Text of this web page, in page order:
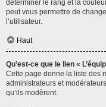
déterminer le rang et la
peut vous permettre de
l’utilisateur.
Haut
Qu’est-ce que le lien «
Cette page donne la liste des
administrateurs et
qu’ils modèrent.